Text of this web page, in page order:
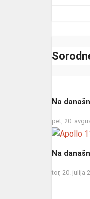
Na
pet, 20.
Na
tor, 20. julija